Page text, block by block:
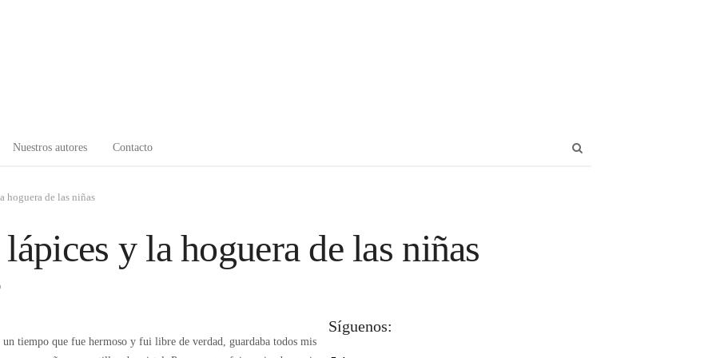
Nuestros autores Contacto
hoguera de las niñas
y la hoguera de las niñas
un tiempo que fue hermoso y fui libre de verdad, guardaba todos mis
Síguenos: